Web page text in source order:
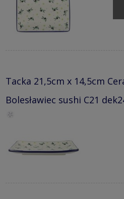
Tacka 21,5cm x 14,5cm
Bolesławiec sushi C21